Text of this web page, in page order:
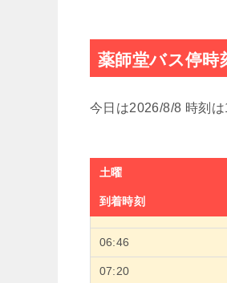
薬師堂バス停時
今日は2026/8/8 時刻は
土曜
到着時刻
06:46
07:20